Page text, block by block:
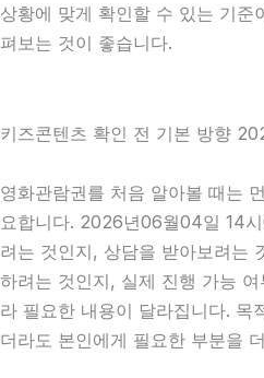
상황에 맞게 확인할 수 있는 기준
펴보는 것이 좋습니다.
키즈콘텐츠 확인 전 기본 방향
영화관람권를 처음 알아볼 때는
요합니다. 2026년06월04일 14
려는 것인지, 상담을 받아보려는
하려는 것인지, 실제 진행 가능
라 필요한 내용이 달라집니다. 목
더라도 본인에게 필요한 부분을